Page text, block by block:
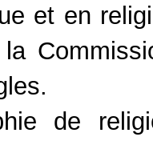
et en
de